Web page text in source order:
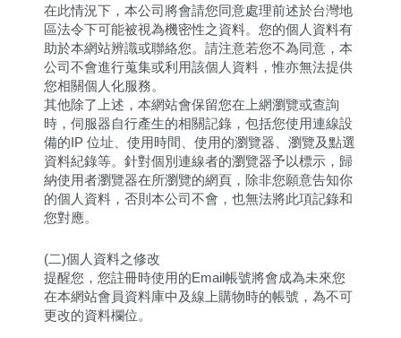
在此情況下，本公司將會請您同意處理前述於台灣地
區法令下可能被視為機密性之資料。您的個人資料有
助於本網站辨識或聯絡您。請注意若您不為同意，本
公司不會進行蒐集或利用該個人資料，惟亦無法提供
您相關個人化服務。
其他除了上述，本網站會保留您在上網瀏覽或查詢
時，伺服器自行產生的相關記錄，包括您使用連線設
備的IP 位址、使用時間、使用的瀏覽器、瀏覽及點選
資料紀錄等。針對個別連線者的瀏覽器予以標示，歸
納使用者瀏覽器在所瀏覽的網頁，除非您願意告知你
的個人資料，否則本公司不會，也無法將此項記錄和
您對應。
(二)個人資料之修改
提醒您，您註冊時使用的Email帳號將會成為未來您
在本網站會員資料庫中及線上購物時的帳號，為不可
更改的資料欄位。